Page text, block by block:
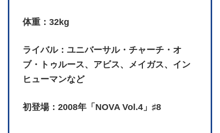
体重：32kg
ライバル：ユニバーサル・チャーチ・オ
ブ・トゥルース、アビス、メイガス、イン
ヒューマンなど
初登場：2008年「NOVA Vol.4」♯8